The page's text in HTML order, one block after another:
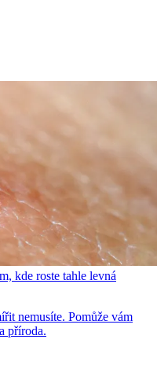
kde roste tahle levná
nemusíte. Pomůže vám
příroda.